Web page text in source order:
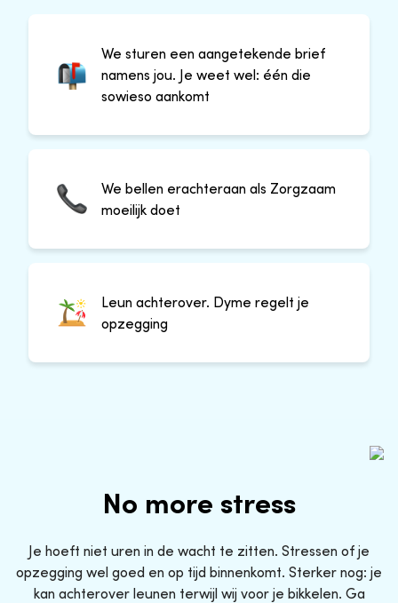
We sturen een aangetekende brief
namens jou. Je weet wel: één die
sowieso aankomt
We bellen erachteraan als Zorgzaam
moeilijk doet
Leun achterover. Dyme regelt je
opzegging
No more stress
Je hoeft niet uren in de wacht te zitten. Stressen of je
opzegging wel goed en op tijd binnenkomt. Sterker nog: je
kan achterover leunen terwijl wij voor je bikkelen. Ga